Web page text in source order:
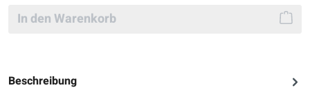
In den Warenkorb
Beschreibung